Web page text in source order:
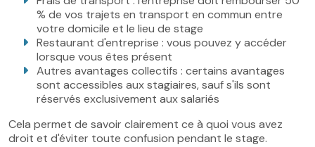
% de vos trajets en transport en commun entre
votre domicile et le lieu de stage
Restaurant d'entreprise : vous pouvez y accéder
lorsque vous êtes présent
Autres avantages collectifs : certains avantages
sont accessibles aux stagiaires, sauf s'ils sont
réservés exclusivement aux salariés
Cela permet de savoir clairement ce à quoi vous avez
droit et d'éviter toute confusion pendant le stage.